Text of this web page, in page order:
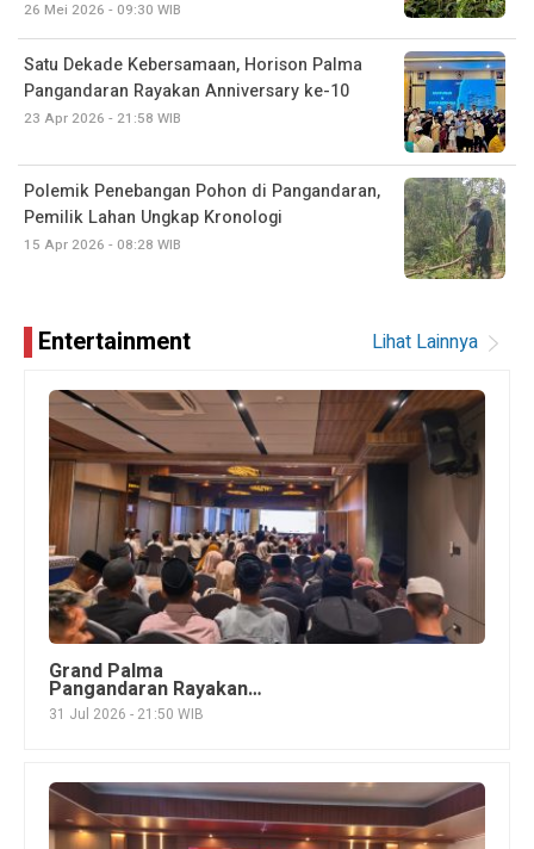
26 Mei 2026 - 09:30 WIB
Satu Dekade Kebersamaan, Horison Palma
Pangandaran Rayakan Anniversary ke-10
23 Apr 2026 - 21:58 WIB
Polemik Penebangan Pohon di Pangandaran,
Pemilik Lahan Ungkap Kronologi
15 Apr 2026 - 08:28 WIB
Entertainment Lihat Lainnya
Grand Palma
Pangandaran Rayakan
HUT ke-3, Perkuat
Konsep Syariah dan
31 Jul 2026 - 21:50 WIB